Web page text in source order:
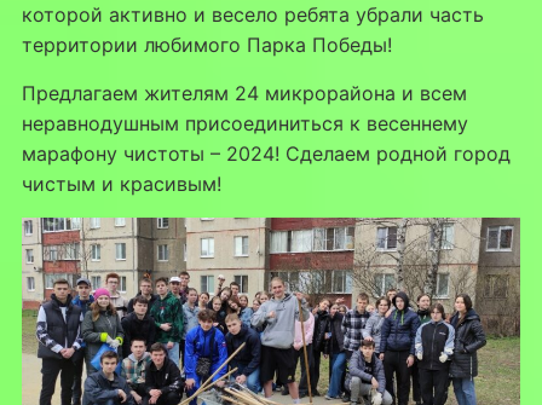
которой активно и весело ребята убрали часть
территории любимого Парка Победы!
Предлагаем жителям 24 микрорайона и всем
неравнодушным присоединиться к весеннему
марафону чистоты – 2024! Сделаем родной город
чистым и красивым!